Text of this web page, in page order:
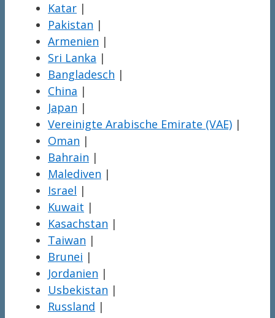
Katar |
Pakistan |
Armenien |
Sri Lanka |
Bangladesch |
China |
Japan |
Vereinigte Arabische Emirate (VAE) |
Oman |
Bahrain |
Malediven |
Israel |
Kuwait |
Kasachstan |
Taiwan |
Brunei |
Jordanien |
Usbekistan |
Russland |